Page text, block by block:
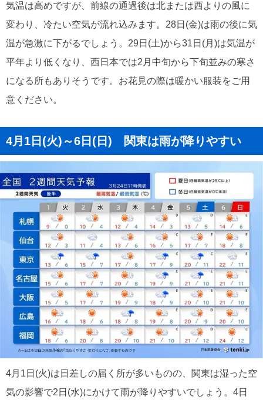
気温は高めですが、前線の通過後は北または西よりの風に
変わり、冷たい空気が流れ込みます。28日(金)は雨の後に気
温が急激に下がるでしょう。29日(土)から31日(月)は気温が
平年より低くなり、西日本では2月中旬から下旬並みの寒さ
になる所もありそうです。お花見の際は暖かい服装をご用
意ください。
4月1日(火)～6日(日) 関東は雨が降りやすい
4月1日(火)は日差しの届く所が多いものの、関東は湿った空
気の影響で2日(水)にかけて雨が降りやすいでしょう。4日